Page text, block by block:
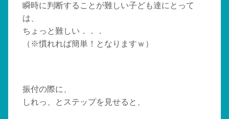
瞬時に判断することが難しい子ども達にとって
は、
ちょっと難しい．．．
（※慣れれば簡単！となりますｗ）
振付の際に、
しれっ、とステップを見せると、